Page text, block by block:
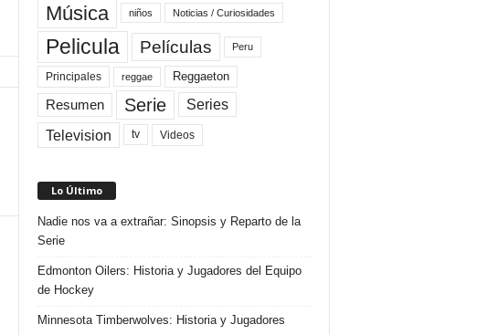
Música niños Noticias / Curiosidades
Pelicula Películas Peru
Principales reggae Reggaeton
Resumen Serie Series
Television tv Videos
Lo Último
Nadie nos va a extrañar: Sinopsis y Reparto de la
Serie
Edmonton Oilers: Historia y Jugadores del Equipo
de Hockey
Minnesota Timberwolves: Historia y Jugadores